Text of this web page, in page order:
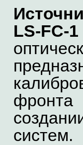
LS-FC-1
фронта
систем.